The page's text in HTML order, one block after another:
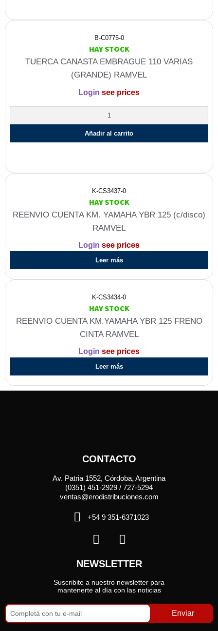
B-C0775-0
HAY STOCK
TUERCA CANASTA EMBRAGUE 110 VARIAS
(GRANDE) RAMVEL
Login see prices
Añadir al carrito
K-CS3437-0
HAY STOCK
REENVIO CUENTA KM. YAMAHA YBR 125 (c/disco)
RAMVEL
Login see prices
Leer más
K-CS3434-0
HAY STOCK
REENVIO CUENTA KM.YAMAHA YBR 125 FRENO
CINTA RAMVEL
Login see prices
Leer más
CONTACTO
Av. Patria 1552, Córdoba, Argentina
(0351) 451-2929 / 727-5294
ventas@erodistribuciones.com
+54 9 351-6371023
NEWSLETTER
Suscribite a nuestro newsletter para
mantenerte al día con las noticias
Enviar